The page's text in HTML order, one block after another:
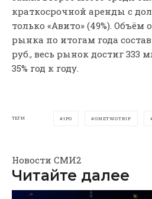
краткосрочной аренды с
только «Авито» (49%). Объём
рынка по итогам года
руб., весь рынок достиг 333
35% год к году.
ТЕГИ IPO ONETWOTRIP
Новости СМИ2
Читайте далее